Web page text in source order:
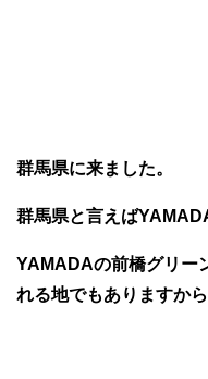
群馬県に来ました。
群馬県と言えば
YAMADAの前橋グリー
れる地でもありますか